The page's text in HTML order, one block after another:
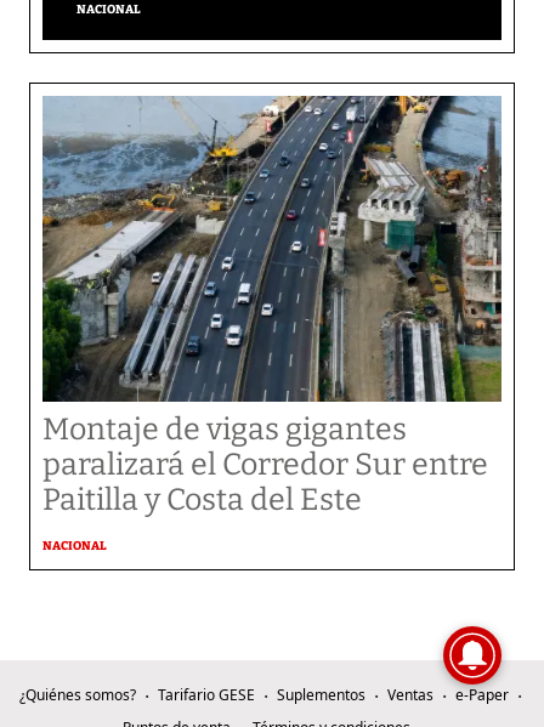
NACIONAL
Montaje de vigas gigantes
paralizará el Corredor Sur entre
Paitilla y Costa del Este
NACIONAL
¿Quiénes somos? Tarifario GESE Suplementos Ventas
e-Paper